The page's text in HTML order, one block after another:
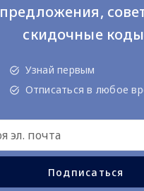
предложения,
скидочные
Узнай первым
Отписаться в любое
Подписаться